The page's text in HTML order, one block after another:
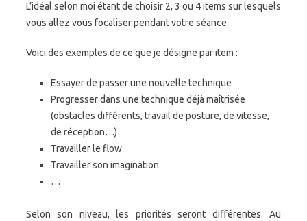
L’idéal selon moi étant de choisir 2, 3 ou 4 items sur lesquels
vous allez vous focaliser pendant votre séance.
Voici des exemples de ce que je désigne par item :
Essayer de passer une nouvelle technique
Progresser dans une technique déjà maîtrisée
(obstacles différents, travail de posture, de vitesse,
de réception…)
Travailler le flow
Travailler son imagination
…
Selon son niveau, les priorités seront différentes. Au